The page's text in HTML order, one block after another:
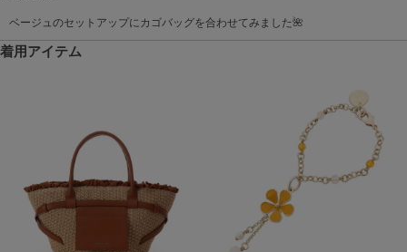
ベージュのセットアップにカゴバッグを合わせてみました🌺
着用アイテム